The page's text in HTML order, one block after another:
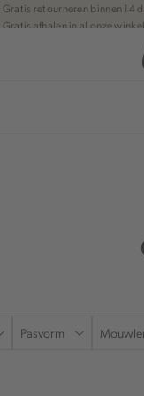
Gratis retourneren binnen 14
Gratis afhalen in al onze
Jouw bestelling wordt binnen
Betaal zoals jij wilt: o.a.
Pasvorm